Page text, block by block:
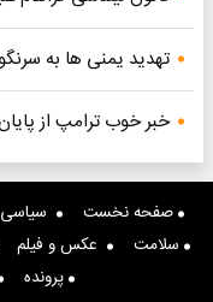
تهدید یمنی ها به
خبر خوب ترامپ از
صفحه نخست سیاسی
سلامت
عکس و فیلم
پرونده